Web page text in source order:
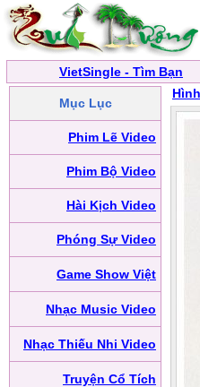
VietSingle - Tìm Bạn
Mục Lục
Phim Lẽ Video
Phim Bộ Video
Hài Kịch Video
Phóng Sự Video
Game Show Việt
Nhạc Music Video
Nhạc Thiếu Nhi Video
Truyện Cổ Tích